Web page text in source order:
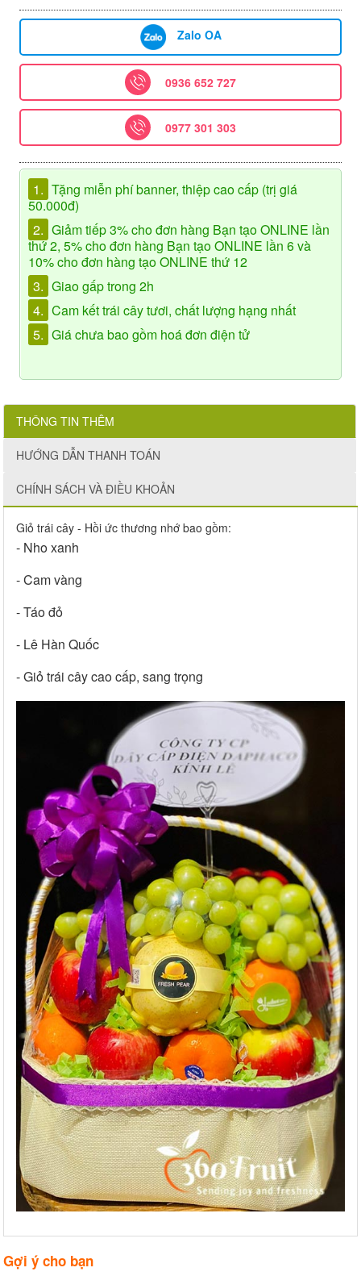
Zalo OA
0936 652 727
0977 301 303
1. Tặng miễn phí banner, thiệp cao cấp (trị giá
50.000đ)
2. Giảm tiếp 3% cho đơn hàng Bạn tạo ONLINE lần
thứ 2, 5% cho đơn hàng Bạn tạo ONLINE lần 6 và
10% cho đơn hàng tạo ONLINE thứ 12
3. Giao gấp trong 2h
4. Cam kết trái cây tươi, chất lượng hạng nhất
5. Giá chưa bao gồm hoá đơn điện tử
THÔNG TIN THÊM
HƯỚNG DẪN THANH TOÁN
CHÍNH SÁCH VÀ ĐIỀU KHOẢN
Giỏ trái cây - Hồi ức thương nhớ bao gồm:
- Nho xanh
- Cam vàng
- Táo đỏ
- Lê Hàn Quốc
- Giỏ trái cây cao cấp, sang trọng
Gợi ý cho bạn